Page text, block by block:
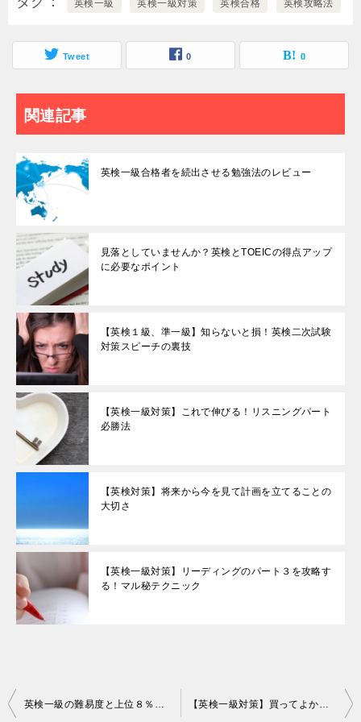
英検一級 英検一級対策 英検合格 英検攻略法
Tweet 0 0
関連記事
英検一級合格者を続出させる勉強法のレビュー
見落としていませんか？英検とTOEICの得点アップ
に必要なポイント
【英検１級、準一級】知らないと損！英検二次試験
対策スピーチの裏技
【英検一級対策】これで伸びる！リスニングパート
必勝法
【英検対策】将来から今を見て計画を立てることの
大切さ
【英検一級対策】リーディングのパート３を攻略す
る！マル秘テクニック
投
英検一級の難易度と上位８％の人の共通点について私はこう思う 【英検一級対策】買ってよかった語彙力底上げのための定番書